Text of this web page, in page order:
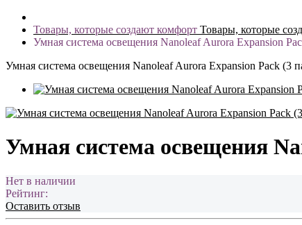
Товары, которые создают комфорт Товары, которые
Умная система освещения Nanoleaf Aurora Expansion
Умная система освещения Nanoleaf Aurora Expansion Pack (3
Умная система освещения
Нет в наличии
Рейтинг:
Оставить отзыв